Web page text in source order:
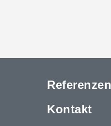
Referenzen
Kontakt